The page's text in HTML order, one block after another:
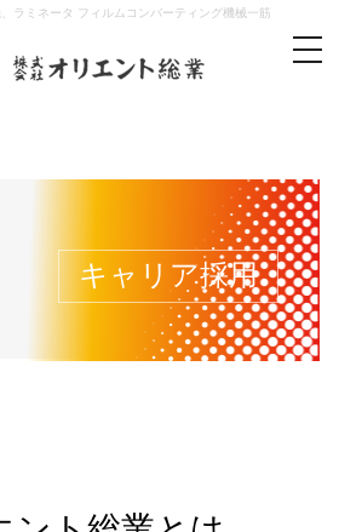
ラミネータ フィルムコンバーティング機械一筋
キャリア採用